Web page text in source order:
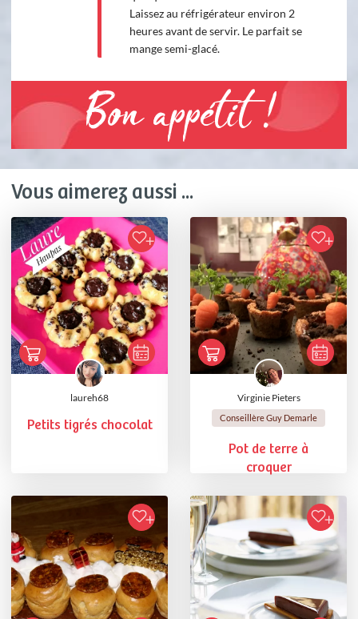
Laissez au réfrigérateur environ 2
heures avant de servir. Le parfait se
mange semi-glacé.
Bon appétit !
Vous aimerez aussi ...
laureh68
Petits tigrés chocolat
Virginie Pieters
Conseillère Guy Demarle
Pot de terre à
croquer